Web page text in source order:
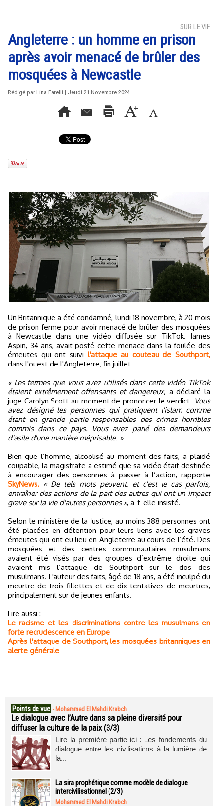
SUR LE VIF
Angleterre : un homme en prison
après avoir menacé de brûler des
mosquées à Newcastle
Rédigé par Lina Farelli | Jeudi 21 Novembre 2024
Un Britannique a été condamné, lundi 18 novembre, à 20 mois
de prison ferme pour avoir menacé de brûler des mosquées
à Newcastle dans une vidéo diffusée sur TikTok. James
Aspin, 34 ans, avait posté cette menace dans la foulée des
émeutes qui ont suivi l'attaque au couteau de Southport,
dans l'ouest de l'Angleterre, fin juillet.
« Les termes que vous avez utilisés dans cette vidéo TikTok
étaient extrêmement offensants et dangereux, a déclaré la
juge Carolyn Scott au moment de prononcer le verdict. Vous
avez désigné les personnes qui pratiquent l'islam comme
étant en grande partie responsables des crimes horribles
commis dans ce pays. Vous avez parlé des demandeurs
d'asile d'une manière méprisable. »
Bien que l’homme, alcoolisé au moment des faits, a plaidé
coupable, la magistrate a estimé que sa vidéo était destinée
à encourager des personnes à passer à l’action, rapporte
SkyNews. « De tels mots peuvent, et c'est le cas parfois,
entraîner des actions de la part des autres qui ont un impact
grave sur la vie d'autres personnes », a-t-elle insisté.
Selon le ministère de la Justice, au moins 388 personnes ont
été placées en détention pour leurs liens avec les graves
émeutes qui ont eu lieu en Angleterre au cours de l’été. Des
mosquées et des centres communautaires musulmans
avaient été visés par des groupes d’extrême droite qui
avaient mis l’attaque de Southport sur le dos des
musulmans. L'auteur des faits, âgé de 18 ans, a été inculpé du
meurtre de trois fillettes et de dix tentatives de meurtres,
principalement sur de jeunes enfants.
Lire aussi :
Le racisme et les discriminations contre les musulmans en
forte recrudescence en Europe
Après l'attaque de Southport, les mosquées britanniques en
alerte générale
Points de vue - Mohammed El Mahdi Krabch
Le dialogue avec l’Autre dans sa pleine diversité pour
diffuser la culture de la paix (3/3)
Lire la première partie ici : Les fondements du
dialogue entre les civilisations à la lumière de
la...
La sira prophétique comme modèle de dialogue
intercivilisationnel (2/3)
Mohammed El Mahdi Krabch